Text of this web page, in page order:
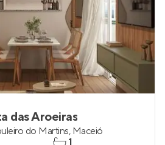
das Aroeiras
do Martins, Maceió
1